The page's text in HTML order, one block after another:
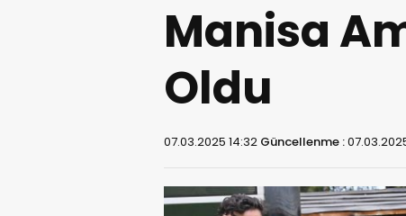
Manisa
Oldu
07.03.2025 14:32 Güncellenme :